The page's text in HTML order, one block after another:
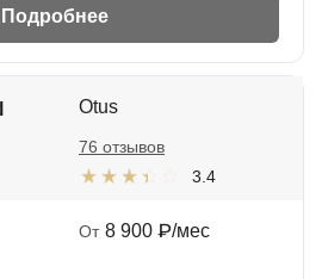
Подробнее
Otus
3.4
76 отзывов
От 8 900 ₽/мес